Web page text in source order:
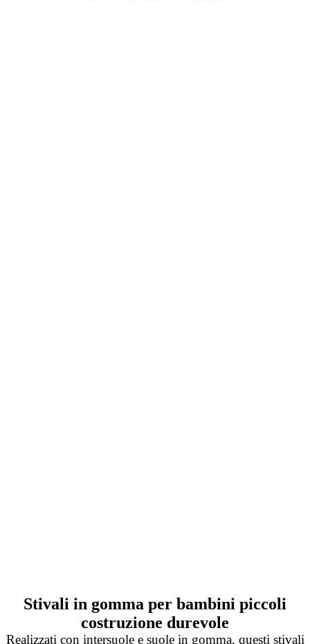
Stivali in gomma per bambini piccoli
costruzione durevole
Realizzati con intersuole e suole in gomma, questi stivali